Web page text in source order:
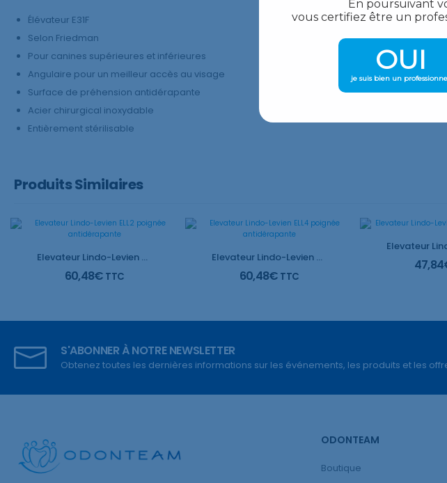
Élévateur E31F
Selon Friedman
Pour canines supérieures et inférieures
Angulaire pour un meilleur accès au visage
Surface de préhension antidérapante
Acier chirurgical inoxydable
Entièrement stérilisable
Produits Similaires
Elevateur Lindo-Levien ELL2 poignée antidérapante
60,48€ TTC
Elevateur Lindo-Levien ELL4 poignée antidérapante
60,48€ TTC
47,84
S'ABONNER À NOTRE NEWSLETTER
Obtenez toutes les dernières informations sur les événements, les produits et les
ODONTEAM
Boutique
En poursuivant
vous certifiez être un
OUI
je suis bien un